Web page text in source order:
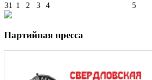
31
1 2 3 4 5
Партийная пресса